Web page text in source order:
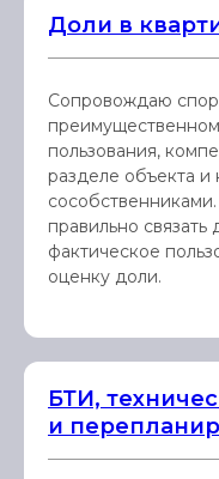
Доли в
Сопровождаю
пользования,
разделе объекта
правильно
фактическое
оценку доли.
БТИ,
и